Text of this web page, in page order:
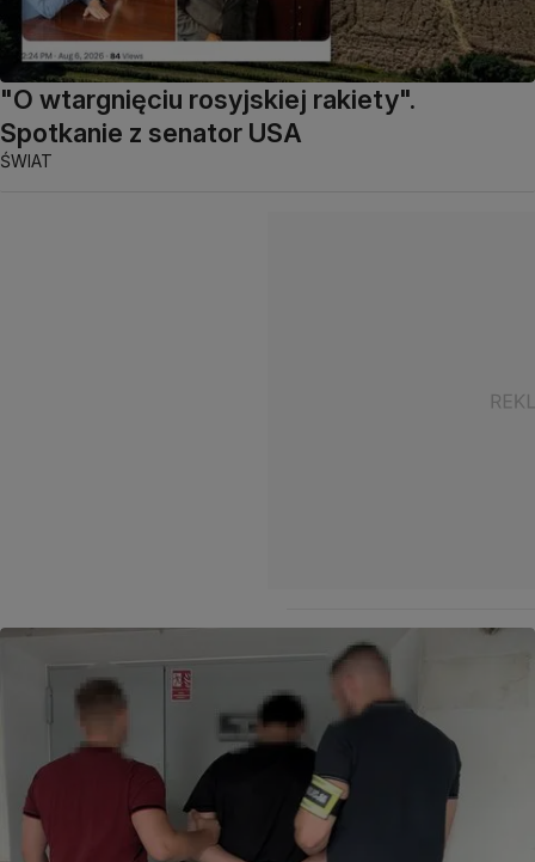
"O wtargnięciu rosyjskiej rakiety".
Spotkanie z senator USA
ŚWIAT